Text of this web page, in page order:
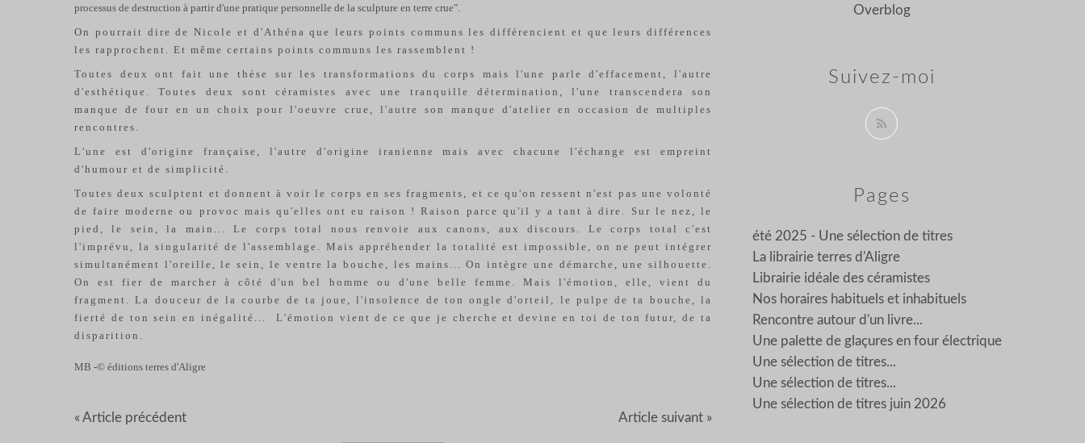
processus de destruction à partir d'une pratique personnelle de la sculpture en terre crue".
On pourrait dire de Nicole et d'Athéna que leurs points communs les différencient et que leurs différences
les rapprochent. Et même certains points communs les rassemblent !
Toutes deux ont fait une thèse sur les transformations du corps mais l'une parle d'effacement, l'autre
d'esthétique. Toutes deux sont céramistes avec une tranquille détermination, l'une transcendera son
manque de four en un choix pour l'oeuvre crue, l'autre son manque d'atelier en occasion de multiples
rencontres.
L'une est d'origine française, l'autre d'origine iranienne mais avec chacune l'échange est empreint
d'humour et de simplicité.
Toutes deux sculptent et donnent à voir le corps en ses fragments, et ce qu'on ressent n'est pas une volonté
de faire moderne ou provoc mais qu'elles ont eu raison ! Raison parce qu'il y a tant à dire. Sur le nez, le
pied, le sein, la main... Le corps total nous renvoie aux canons, aux discours. Le corps total c'est
l'imprévu, la singularité de l'assemblage. Mais appréhender la totalité est impossible, on ne peut intégrer
simultanément l'oreille, le sein, le ventre la bouche, les mains... On intègre une démarche, une silhouette.
On est fier de marcher à côté d'un bel homme ou d'une belle femme. Mais l'émotion, elle, vient du
fragment. La douceur de la courbe de ta joue, l'insolence de ton ongle d'orteil, le pulpe de ta bouche, la
fierté de ton sein en inégalité...
L'émotion vient de ce que je cherche et devine en toi de ton futur, de ta
disparition.
MB -© éditions terres d'Aligre
« Article précédent Article suivant »
Pages
été 2025 - Une sélection de titres
La librairie terres d'Aligre
Librairie idéale des céramistes
Nos horaires habituels et inhabituels
Rencontre autour d'un livre...
Une palette de glaçures en four électrique
Une sélection de titres...
Une sélection de titres...
Une sélection de titres juin 2026
Overblog
Suivez-moi